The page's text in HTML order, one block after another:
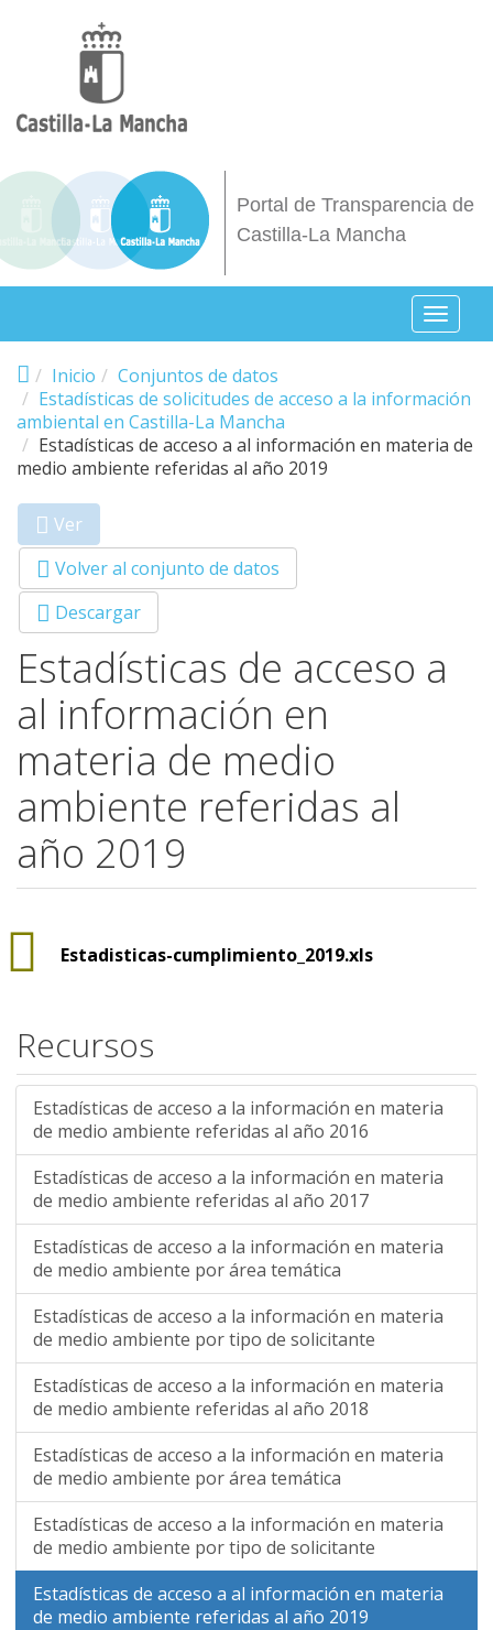
Portal de Transparencia de
Castilla-La Mancha
Toggle
Inicio
Conjuntos de datos
Estadísticas de solicitudes de acceso a la información
ambiental en Castilla-La Mancha
Estadísticas de acceso a al información en materia de
medio ambiente referidas al año 2019
Primary tabs
Ver
activa)
Volver al conjunto de datos
Descargar
Estadísticas de acceso a
al información en
materia de medio
ambiente referidas al
año 2019
Estadisticas-cumplimiento_2019.xls
Recursos
Estadísticas de acceso a la información en materia
de medio ambiente referidas al año 2016
Estadísticas de acceso a la información en materia
de medio ambiente referidas al año 2017
Estadísticas de acceso a la información en materia
de medio ambiente por área temática
Estadísticas de acceso a la información en materia
de medio ambiente por tipo de solicitante
Estadísticas de acceso a la información en materia
de medio ambiente referidas al año 2018
Estadísticas de acceso a la información en materia
de medio ambiente por área temática
Estadísticas de acceso a la información en materia
de medio ambiente por tipo de solicitante
Estadísticas de acceso a al información en materia
de medio ambiente referidas al año 2019